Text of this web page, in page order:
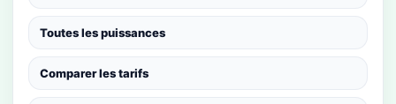
Toutes les puissances
Comparer les tarifs